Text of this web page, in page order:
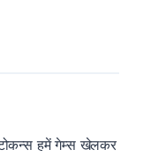
टोकन्स हमें गेम्स खेलकर